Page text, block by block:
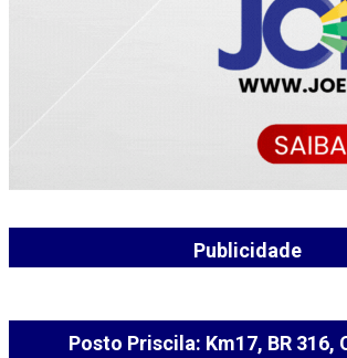
Publicidade
Posto Priscila: Km17, BR 316,